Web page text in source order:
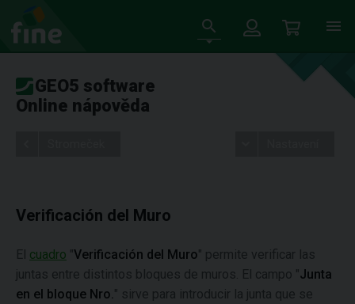
GEO5 software
Online nápověda
Verificación del Muro
El cuadro "Verificación del Muro" permite verificar las
juntas entre distintos bloques de muros. El campo "Junta
en el bloque Nro." sirve para introducir la junta que se